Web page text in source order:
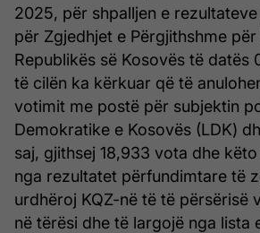
2025, për shpalljen e
për Zgjedhjet e Përgjithshme për
Republikës së Kosovës të datës
të cilën ka kërkuar që të
votimit me postë për subjektin
Demokratike e Kosovës (LDK)
saj, gjithsej 18,933 vota dhe
nga rezultatet përfundimtare të
urdhëroj KQZ-në të të përsërisë
në tërësi dhe të largojë nga lista